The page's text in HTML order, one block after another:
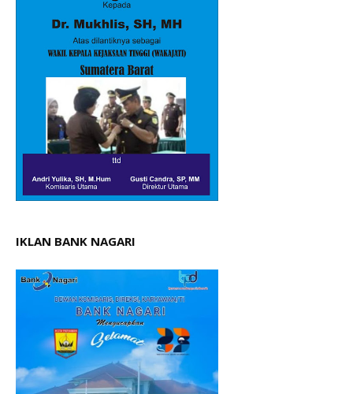
IKLAN BANK NAGARI